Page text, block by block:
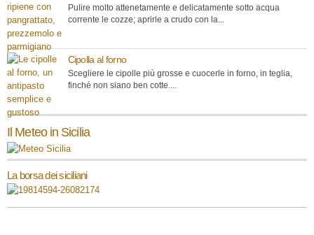
Pulire molto attenetamente e delicatamente sotto acqua
corrente le cozze; aprirle a crudo con la...
Cipolla al forno
Scegliere le cipolle più grosse e cuocerle in forno, in teglia,
finché non siano ben cotte....
Il Meteo in Sicilia
La borsa dei siciliani